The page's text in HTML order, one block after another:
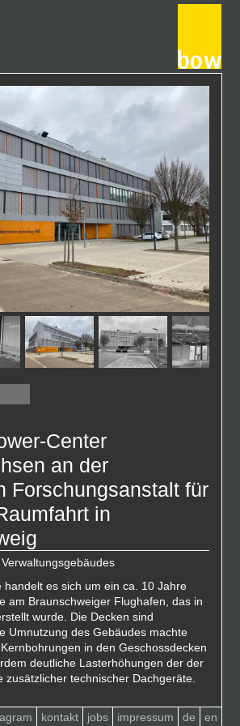
Center
an der
Forschungsanstalt für
in
handelt es sich um ein ca. 10 Jahre
am Braunschweiger Flughafen, das in
wurde. Die Decken sind
Umnutzung des Gebäudes machte
in den Geschossdecken
deutliche Lasterhöhungen der der
zusätzlicher technischer Dachgeräte.
kontakt jobs impressum de en